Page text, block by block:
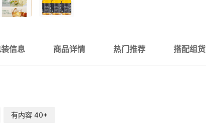
信息 商品详情 热门推荐 搭配组货
有内容 40+